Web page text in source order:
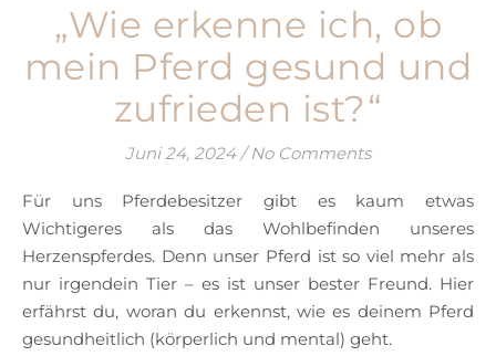
„Wie erkenne ich, ob
mein Pferd gesund und
zufrieden ist?“
Juni 24, 2024 / No Comments
Für uns Pferdebesitzer gibt es kaum etwas
Wichtigeres als das Wohlbefinden unseres
Herzenspferdes. Denn unser Pferd ist so viel mehr als
nur irgendein Tier – es ist unser bester Freund. Hier
erfährst du, woran du erkennst, wie es deinem Pferd
gesundheitlich (körperlich und mental) geht.